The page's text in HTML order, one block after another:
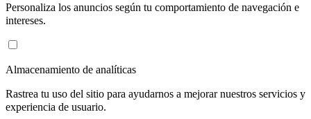
Personaliza los anuncios según tu comportamiento de navegación e
intereses.
Almacenamiento de analíticas
Rastrea tu uso del sitio para ayudarnos a mejorar nuestros servicios y
experiencia de usuario.